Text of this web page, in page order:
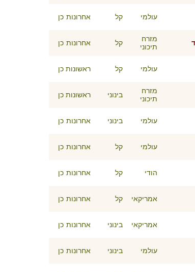
עולמי קל אחרונות כן
מזרח
תיכוני
קל אחרונות כן
עולמי קל ראשונות כן
מזרח
תיכוני
בינוני ראשונות כן
עולמי בינוני אחרונות כן
עולמי קל אחרונות כן
הודי קל אחרונות כן
אמריקאי קל אחרונות כן
אמריקאי בינוני אחרונות כן
עולמי בינוני אחרונות כן